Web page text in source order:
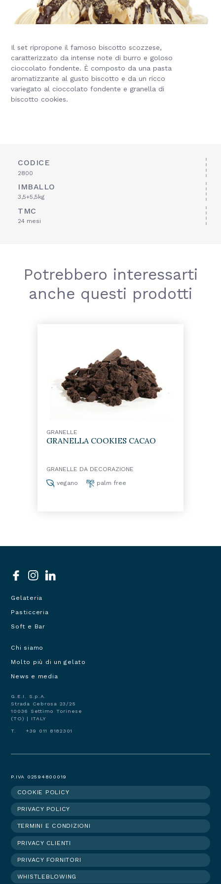
Il set ripropone il famoso biscotto scozzese,
caratterizzato da intense note di burro e goloso
cioccolato fondente. È composto da una pasta
aromatizzante al gusto biscotto e da un ricco
variegato al cioccolato fondente e granella di
biscotto cookies.
CODICE
2800
IMBALLO
3,5+5,5kg
TMC
24 mesi
Potrebbero interessarti
anche questi prodotti
GRANELLE
GRANELLA COOKIES CACAO
GRANELLE DA DECORAZIONE
vegano
palm free
menu
Prodotti
Gelateria
Pasticceria
Soft e Bar
Navigazione
principale
footer
Chi siamo
Molto più di un gelato
News e media
G.E.I. S.p.A.
Strada Cebrosa 23/25
10036 Settimo Torinese
(TO) | ITALY
T. +39 011 8182301
P.IVA 02594800019
Footer
menu
COOKIE POLICY
PRIVACY POLICY
TERMINI E CONDIZIONI
PRIVACY CLIENTI
PRIVACY FORNITORI
WHISTLEBLOWING